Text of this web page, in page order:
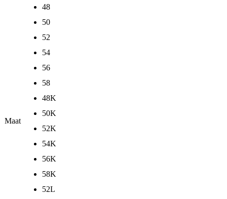
Maat
48
50
52
54
56
58
48K
50K
52K
54K
56K
58K
52L